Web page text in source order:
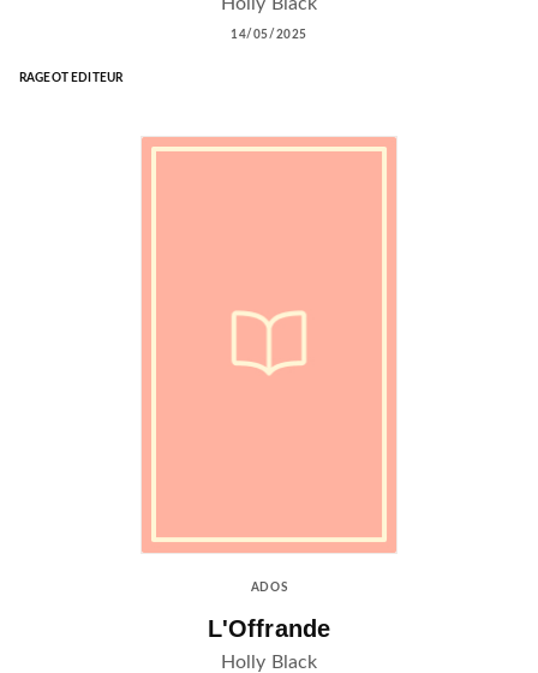
14/05/2025
RAGEOT EDITEUR
ADOS
L'Offrande
Holly Black